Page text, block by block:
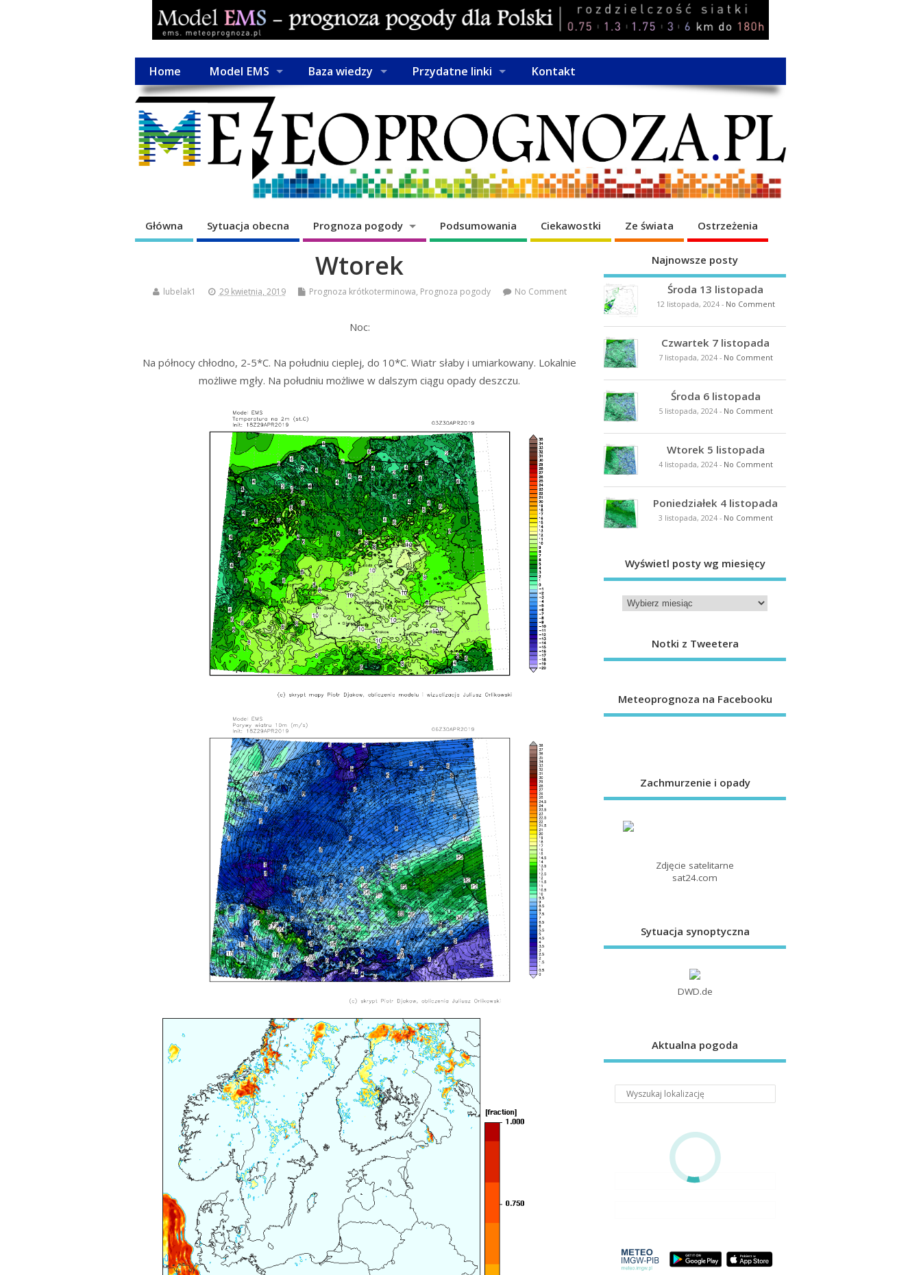
Home Model EMS Baza wiedzy Przydatne linki Kontakt
Główna Sytuacja obecna Prognoza pogody Podsumowania Ciekawostki Ze świata Ostrzeżenia
Wtorek
lubelak1 29 kwietnia, 2019 Prognoza krótkoterminowa, Prognoza pogody No Comment
Noc:
Na północy chłodno, 2-5*C. Na południu cieplej, do 10*C. Wiatr słaby i umiarkowany. Lokalnie
możliwe mgły. Na południu możliwe w dalszym ciągu opady deszczu.
Najnowsze posty
Środa 13 listopada
12 listopada, 2024- No Comment
Czwartek 7 listopada
7 listopada, 2024- No Comment
Środa 6 listopada
5 listopada, 2024- No Comment
Wtorek 5 listopada
4 listopada, 2024- No Comment
Poniedziałek 4 listopada
3 listopada, 2024- No Comment
Wyświetl posty wg miesięcy
Notki z Tweetera
Meteoprognoza na Facebooku
Zachmurzenie i opady
Zdjęcie satelitarne
sat24.com
Sytuacja synoptyczna
DWD.de
Aktualna pogoda